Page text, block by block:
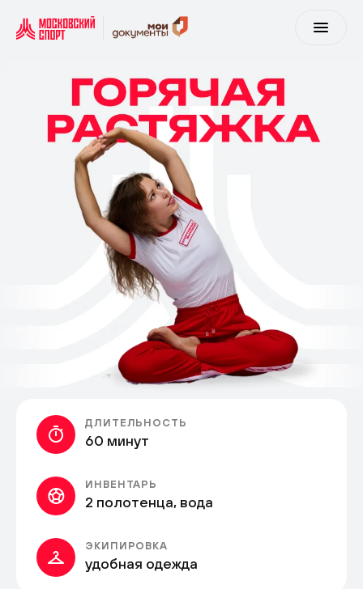
ДЛИТЕЛЬНОСТЬ
60 минут
ИНВЕНТАРЬ
2 полотенца, вода
ЭКИПИРОВКА
удобная одежда